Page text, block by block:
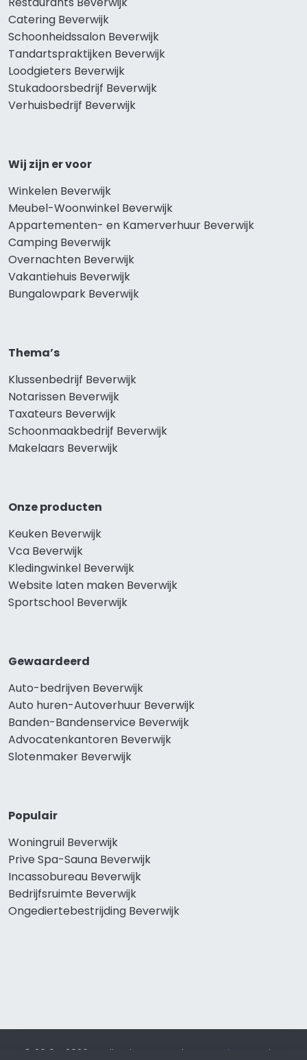
Catering Beverwijk
Schoonheidssalon Beverwijk
Tandartspraktijken Beverwijk
Loodgieters Beverwijk
Stukadoorsbedrijf Beverwijk
Verhuisbedrijf Beverwijk
Wij zijn er voor
Winkelen Beverwijk
Meubel-Woonwinkel Beverwijk
Appartementen- en Kamerverhuur Beverwijk
Camping Beverwijk
Overnachten Beverwijk
Vakantiehuis Beverwijk
Bungalowpark Beverwijk
Thema’s
Klussenbedrijf Beverwijk
Notarissen Beverwijk
Taxateurs Beverwijk
Schoonmaakbedrijf Beverwijk
Makelaars Beverwijk
Onze producten
Keuken Beverwijk
Vca Beverwijk
Kledingwinkel Beverwijk
Website laten maken Beverwijk
Sportschool Beverwijk
Gewaardeerd
Auto-bedrijven Beverwijk
Auto huren-Autoverhuur Beverwijk
Banden-Bandenservice Beverwijk
Advocatenkantoren Beverwijk
Slotenmaker Beverwijk
Populair
Woningruil Beverwijk
Prive Spa-Sauna Beverwijk
Incassobureau Beverwijk
Bedrijfsruimte Beverwijk
Ongediertebestrijding Beverwijk
© 2019 - 2026 Realisatie en SEO door SEO-bureau Lion